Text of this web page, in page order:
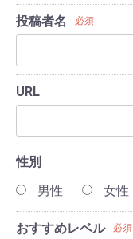
投稿者名 必須
URL
性別
男性
女性
おすすめレベル 必須